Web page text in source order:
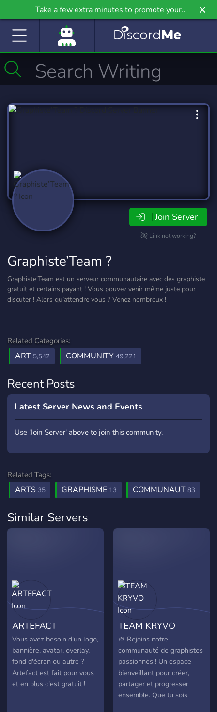
Take a few extra minutes to promote your
community even further on Griv.io, our newest
Join Server
Link not working?
Graphiste’Team ?
Graphiste’Team est un serveur communautaire avec des graphiste
gratuit et certains payant ! Vous pouvez venir même juste pour
discuter ! Alors qu’attendre vous ? Venez nombreux !
Related Categories:
ART 5,542 COMMUNITY 49,221
Recent Posts
Latest Server News and Events
Use 'Join Server' above to join this community.
Related Tags:
ARTS 35 GRAPHISME 13 COMMUNAUT 83
Similar Servers
ARTEFACT
Vous avez besoin d'un logo,
bannière, avatar, overlay,
fond d'écran ou autre ?
Artefact est fait pour vous
et en plus c'est gratuit !
TEAM KRYVO
🎨 Rejoins notre
communauté de graphistes
passionnés ! Un espace
bienveillant pour créer,
partager et progresser
ensemble. Que tu sois